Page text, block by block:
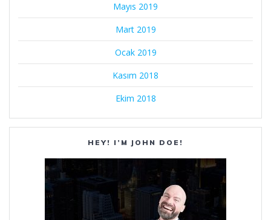
Mayıs 2019
Mart 2019
Ocak 2019
Kasım 2018
Ekim 2018
HEY! I’M JOHN DOE!